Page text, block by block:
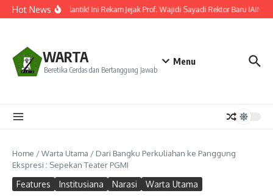
Lewati ke konten
Hot NewsResmi Dilantik! Ini Rekam Jejak Prof. Wajidi Sayadi Rektor Baru IAIN
WARTA
Beretika Cerdas dan Bertanggung Jawab
Menu
Home /Warta Utama / Dari Bangku Perkuliahan ke Panggung
Ekspresi : Sepekan Teater PGMI
Features Institusiana Narasi Warta Utama